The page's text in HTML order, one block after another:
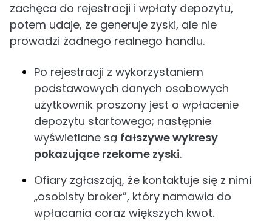
zachęca do rejestracji i wpłaty depozytu,
potem udaje, że generuje zyski, ale nie
prowadzi żadnego realnego handlu.
Po rejestracji z wykorzystaniem
podstawowych danych osobowych
użytkownik proszony jest o wpłacenie
depozytu startowego; następnie
wyświetlane są fałszywe wykresy
pokazujące rzekome zyski.
Ofiary zgłaszają, że kontaktuje się z nimi
„osobisty broker”, który namawia do
wpłacania coraz większych kwot.